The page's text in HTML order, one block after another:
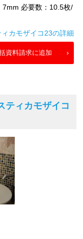
7mm 必要数：10.5枚/
カモザイコ23の詳細
資料請求に追加
ティカモザイコ